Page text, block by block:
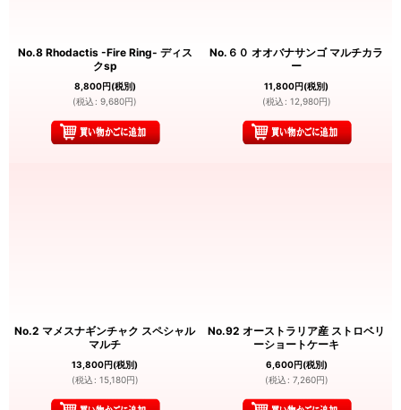
No.8 Rhodactis -Fire Ring- ディス
クsp
8,800円(税別)
(税込 : 9,680円)
No.６０ オオバナサンゴ マルチカラ
ー
11,800円(税別)
(税込 : 12,980円)
No.2 マメスナギンチャク スペシャル
マルチ
13,800円(税別)
(税込 : 15,180円)
No.92 オーストラリア産 ストロベリ
ーショートケーキ
6,600円(税別)
(税込 : 7,260円)